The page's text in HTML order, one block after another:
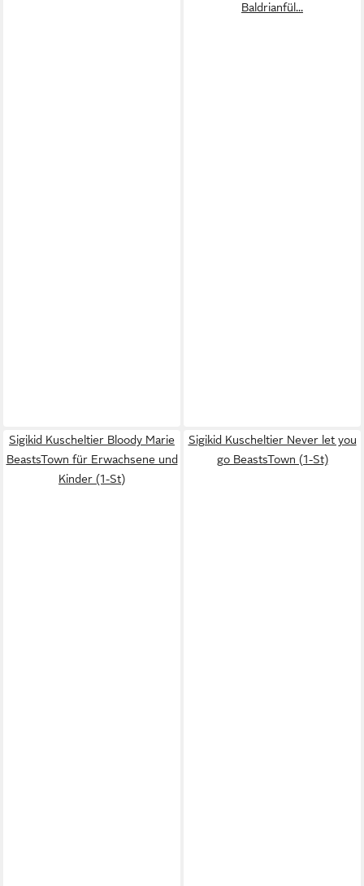
Baldrianfül...
Sigikid Kuscheltier Bloody Marie
BeastsTown für Erwachsene und
Kinder (1-St)
Sigikid Kuscheltier Never let you
go BeastsTown (1-St)